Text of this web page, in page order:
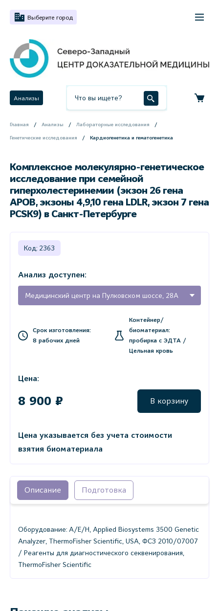
Выберите город
Анализы
Главная Анализы Лабораторные исследования
Генетические исследования Кардиогенетика и гематогенетика
Комплексное молекулярно-генетическое
исследование при семейной
гиперхолестеринемии (экзон 26 гена
APOB, экзоны 4,9,10 гена LDLR, экзон 7 гена
PCSK9) в Санкт-Петербурге
Код: 2363
Анализ доступен:
Медицинский центр на Пулковском шоссе, 28А
Срок изготовления:
8 рабочих дней
Контейнер/
биоматериал:
пробирка с ЭДТА /
Цельная кровь
Цена:
8 900 ₽ В корзину
Цена указывается без учета стоимости
взятия биоматериала
Описание Подготовка
Оборудование: A/E/H, Applied Biosystems 3500 Genetic
Analyzer, ThermoFisher Scientific, USA, ФСЗ 2010/07007
/ Реагенты для диагностического секвенирования,
ThermoFisher Scientific